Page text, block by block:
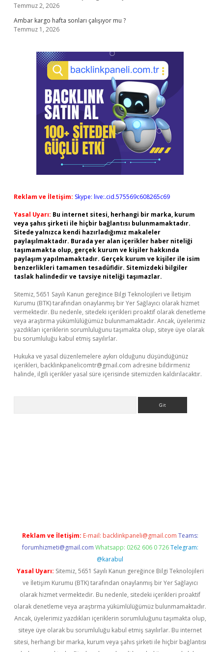
Temmuz 2, 2026
Ambar kargo hafta sonları çalışıyor mu ?
Temmuz 1, 2026
Reklam ve İletişim: Skype: live:.cid.575569c608265c69
Yasal Uyarı: Bu internet sitesi, herhangi bir marka, kurum
veya şahıs şirketi ile hiçbir bağlantısı bulunmamaktadır.
Sitede yalnızca kendi hazırladığımız makaleler
paylaşılmaktadır. Burada yer alan içerikler haber niteliği
taşımamakta olup, gerçek kurum ve kişiler hakkında
paylaşım yapılmamaktadır. Gerçek kurum ve kişiler ile isim
benzerlikleri tamamen tesadüfidir. Sitemizdeki bilgiler
taslak halindedir ve tavsiye niteliği taşımazlar.
Sitemiz, 5651 Sayılı Kanun gereğince Bilgi Teknolojileri ve İletişim
Kurumu (BTK) tarafından onaylanmış bir Yer Sağlayıcı olarak hizmet
vermektedir. Bu nedenle, sitedeki içerikleri proaktif olarak denetleme
veya araştırma yükümlülüğümüz bulunmamaktadır. Ancak, üyelerimiz
yazdıkları içeriklerin sorumluluğunu taşımakta olup, siteye üye olarak
bu sorumluluğu kabul etmiş sayılırlar.
Hukuka ve yasal düzenlemelere aykırı olduğunu düşündüğünüz
içerikleri, backlinkpanelicomtr@gmail.com adresine bildirmeniz
halinde, ilgili içerikler yasal süre içerisinde sitemizden kaldırılacaktır.
Reklam ve İletişim: E-mail: backlinkpaneli@gmail.com Teams:
forumhizmeti@gmail.com Whatsapp: 0262 606 0 726 Telegram:
@karabul
Yasal Uyarı: Sitemiz, 5651 Sayılı Kanun gereğince Bilgi Teknolojileri
ve İletişim Kurumu (BTK) tarafından onaylanmış bir Yer Sağlayıcı
olarak hizmet vermektedir. Bu nedenle, sitedeki içerikleri proaktif
olarak denetleme veya araştırma yükümlülüğümüz bulunmamaktadır.
Ancak, üyelerimiz yazdıkları içeriklerin sorumluluğunu taşımakta olup,
siteye üye olarak bu sorumluluğu kabul etmiş sayılırlar. Bu internet
sitesi, herhangi bir marka, kurum veya şahıs şirketi ile hiçbir bağlantısı